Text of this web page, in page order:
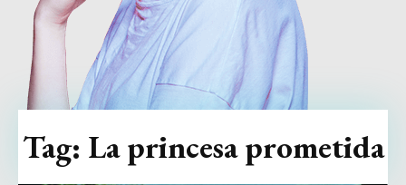
Tag: La princesa prometida